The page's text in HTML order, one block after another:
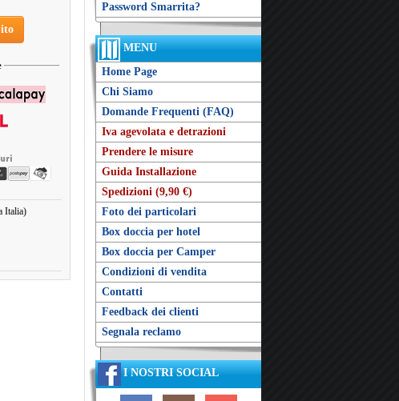
Password Smarrita?
MENU
Home Page
Chi Siamo
Domande Frequenti (FAQ)
Iva agevolata e detrazioni
Prendere le misure
Guida Installazione
Spedizioni (9,90 €)
Foto dei particolari
Box doccia per hotel
Box doccia per Camper
Condizioni di vendita
Contatti
Feedback dei clienti
Segnala reclamo
I NOSTRI SOCIAL
Italia)